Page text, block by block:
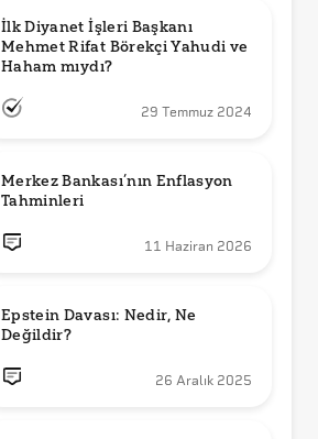
İlk Diyanet İşleri Başkanı
Mehmet Rifat Börekçi Yahudi ve
Haham mıydı?
29 Temmuz 2024
Merkez Bankası’nın Enflasyon
Tahminleri
11 Haziran 2026
Epstein Davası: Nedir, Ne
Değildir?
26 Aralık 2025